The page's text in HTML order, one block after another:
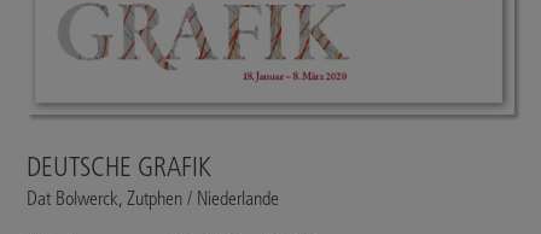
DEUTSCHE GRAFIK
Dat Bolwerck, Zutphen / Niederlande